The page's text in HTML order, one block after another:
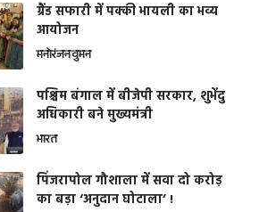
ग्रैंड सफारी में पक्की भायली का भव्य
आयोजन
मनोरंजनवुमन
पश्चिम बंगाल में बीजेपी सरकार, शुभेंदु
अधिकारी बने मुख्यमंत्री
भारत
​पिंजरापोल गौशाला में सवा दो करोड़
का बड़ा ‘अनुदान घोटाला’ !